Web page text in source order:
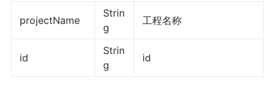
projectName
Strin
g
工程名称
id
Strin
g
id